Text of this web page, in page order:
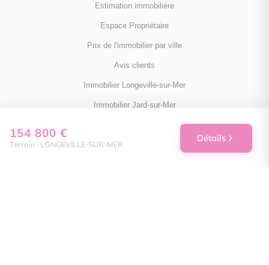
154 800 €
Terrain · LONGEVILLE-SUR-MER
Détails
Estimation immobilière
Espace Propriétaire
Prix de l'immobilier par ville
Avis clients
Immobilier Longeville-sur-Mer
Immobilier Jard-sur-Mer
Immobilier Saint-Vincent-sur-Jard
Toutes les villes